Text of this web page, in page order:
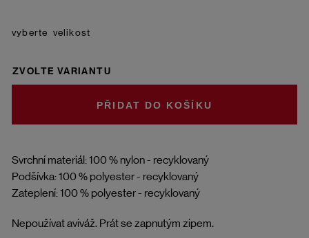
Svrchní materiál: 100 % nylon - recyklovaný
Podšívka: 100 % polyester - recyklovaný
Zateplení: 100 % polyester - recyklovaný
Nepoužívat aviváž. Prát se zapnutým zipem.
velikost
ZVOLTE VARIANTU
DO KOŠÍKU